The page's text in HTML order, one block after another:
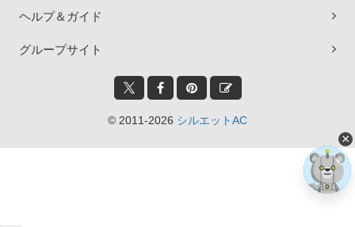
ヘルプ＆ガイド
グループサイト
© 2011-2026 シルエットAC
×